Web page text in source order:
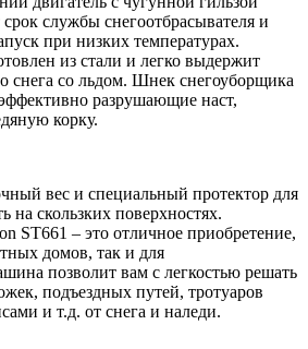
службы снегоотбрасывателя и
при низких температурах.
из стали и легко выдержит
снега со льдом. Шнек снегоуборщика
разрушающие наст,
корку.
вес и специальный протектор для
на скользких поверхностях.
ST661 – это отличное приобретение,
домов, так и для
позволит вам с легкостью решать
подъездных путей, тротуаров
и т.д. от снега и наледи.